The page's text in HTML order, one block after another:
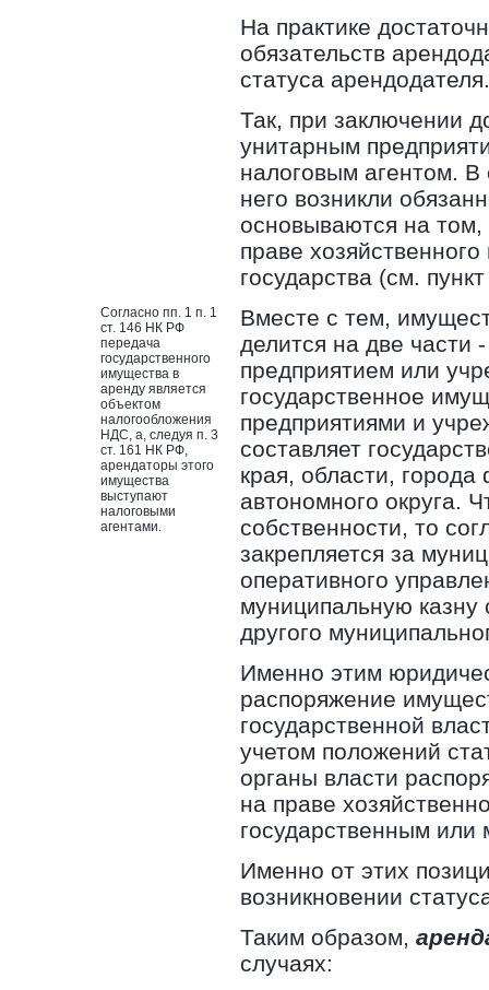
Согласно пп. 1 п. 1
ст. 146 НК РФ
передача
государственного
имущества в
аренду является
объектом
налогообложения
НДС, а, следуя п. 3
ст. 161 НК РФ,
арендаторы этого
имущества
выступают
налоговыми
агентами.
На практике
обязательств
статуса арендодателя.
Так, при заключении
унитарным
налоговым агентом. В
него возникли
основываются на том,
праве
государства (см.
Вместе с тем,
делится на две части
предприятием или
государственное
предприятиями и
составляет
края, области,
автономного округа.
собственности, то
закрепляется за
оперативного
муниципальную казну
другого
Именно этим
распоряжение
государственной
учетом положений
органы власти
на праве
государственным
Именно от этих
возникновении
Таким образом,
случаях: